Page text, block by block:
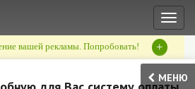
вашей рекламы. Попробовать! +
МЕНЮ